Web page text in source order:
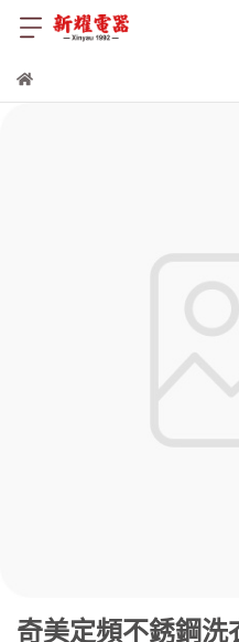
奇美定頻不銹鋼洗